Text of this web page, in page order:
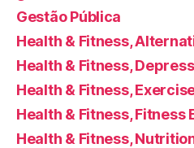
Gestão Pública
Health & Fitness,
Health & Fitness,
Health & Fitness,
Health & Fitness, Fitness
Health & Fitness,